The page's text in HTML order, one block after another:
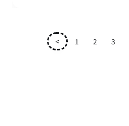
< 1 2 3